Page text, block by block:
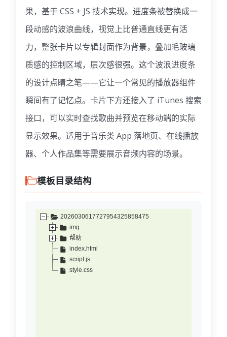
果，基于 CSS + JS 技术实现。进度条被替换成一
段动感的波浪曲线，视觉上比普通直线更有活
力，整张卡片以专辑封面作为背景，叠加毛玻璃
质感的控制区域，层次感很强。这个波浪进度条
的设计点睛之笔——它让一个常见的播放器组件
瞬间有了记忆点。卡片下方还接入了 iTunes 搜索
接口，可以实时查找歌曲并预览在移动端的实际
显示效果。适用于音乐类 App 落地页、在线播放
器、个人作品集等需要展示音频内容的场景。
模板目录结构
2026030617727954325858475
img
帮助
index.html
script.js
style.css